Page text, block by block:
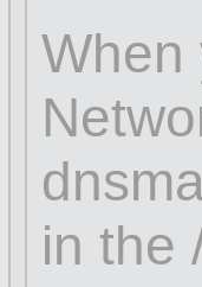
When
in the